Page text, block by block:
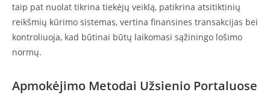
taip pat nuolat tikrina tiekėjų veiklą, patikrina atsitiktinių
reikšmių kūrimo sistemas, vertina finansines transakcijas bei
kontroliuoja, kad būtinai būtų laikomasi sąžiningo lošimo
normų.
Apmokėjimo Metodai Užsienio Portaluose